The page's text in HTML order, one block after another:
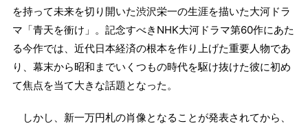
を持って未来を切り開いた渋沢栄一の生涯を描いた大河ドラ
マ「青天を衝け」。記念すべきNHK大河ドラマ第60作にあた
る今作では、近代日本経済の根本を作り上げた重要人物であ
り、幕末から昭和までいくつもの時代を駆け抜けた彼に初め
て焦点を当て大きな話題となった。
しかし、新一万円札の肖像となることが発表されてから、